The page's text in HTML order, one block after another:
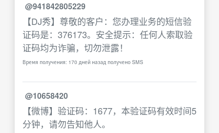
@941842805229
【DJ秀】尊敬的客户：您办理业务的短信验
证码是：376173。安全提示：任何人索取验
证码均为诈骗，切勿泄露！
Время получения: 170 дней назад получено SMS
@10658420
【微博】验证码：1677，本验证码有效时间5
分钟，请勿告知他人。